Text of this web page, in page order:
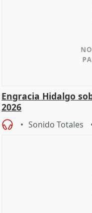
Engracia Hidalgo
2026
Sonido Totales